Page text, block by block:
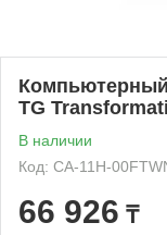
Компьютерный
TG
В наличии
Код: CA-11H-
66 926 ₸